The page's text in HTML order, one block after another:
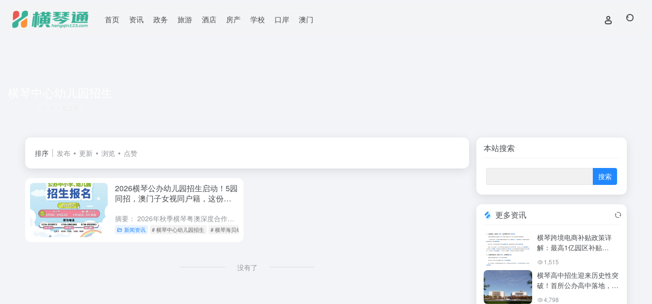
首页 资讯 政务 旅游 酒店 房产 学校 口岸 澳门
排序 发布 更新 浏览 点赞
2026横琴公办幼儿园招生启动！5园
同招，澳门子女视同户籍，这份报
摘要： 2026年秋季横琴粤澳深度合作区公办幼儿园招生报名将于5月16日9时正式启动，至5月31日18时截止。今年共有5所公办园参与招生，包括备受关注的首都师范大学子期实验幼儿园及其伯牙分园，以及新增...
新闻资讯 # 横琴中心幼儿园招生 # 横琴海贝幼儿园招生
没有了
本站搜索
更多资讯
横琴跨境电商补贴政策详
解：最高1亿园区补贴
+2000万落户奖励，澳资企
业再加20%
1,515
横琴高中招生迎来历史性突
破！首所公办高中落地，三
校2026年共招388人
4,798